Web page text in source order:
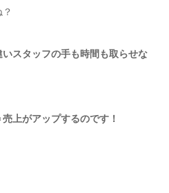
スタッフの手も時間も取らせな
上がアップするのです！